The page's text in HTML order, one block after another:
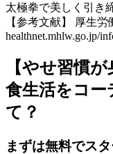
太極拳で美しく引き
【参考文献】 厚生
healthnet.mhlw.go.jp/
【やせ習慣
食生活をコ
て？
まずは無料でス